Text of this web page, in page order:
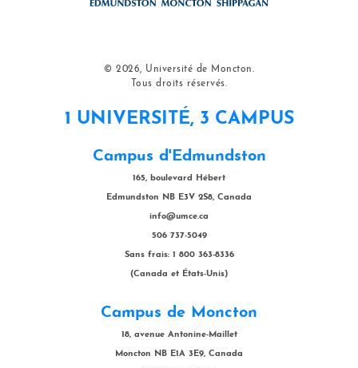
© 2026, Université de Moncton.
Tous droits réservés.
1 UNIVERSITÉ, 3 CAMPUS
Campus d'Edmundston
165, boulevard Hébert
Edmundston NB E3V 2S8, Canada
info@umce.ca
506 737-5049
Sans frais: 1 800 363-8336
(Canada et États-Unis)
Campus de Moncton
18, avenue Antonine-Maillet
Moncton NB E1A 3E9, Canada